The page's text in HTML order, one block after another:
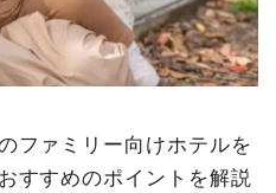
ファミリー向けホテルを
すすめのポイントを解説